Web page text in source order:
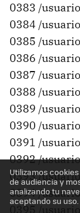
0383 /
0384 /
0385 /
0386 /
0387 /
0388 /
0389 /
0390 /
0391 /
0392 /
0393 /
0394 /
0395 /
Utilizamos
de audiencia y
analizando tu
aceptando su uso.